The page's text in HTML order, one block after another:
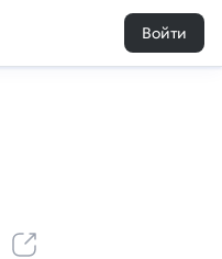
Войти
20 0